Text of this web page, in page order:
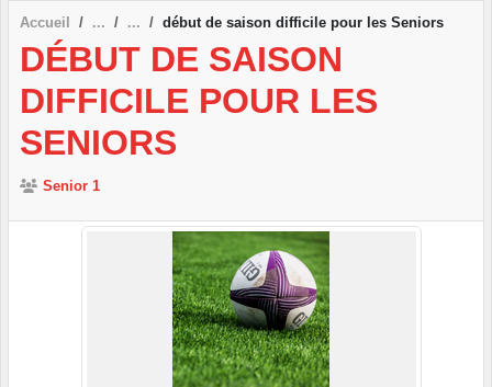
Accueil début de saison difficile pour les Seniors
DÉBUT DE SAISON
DIFFICILE POUR LES
SENIORS
Senior 1